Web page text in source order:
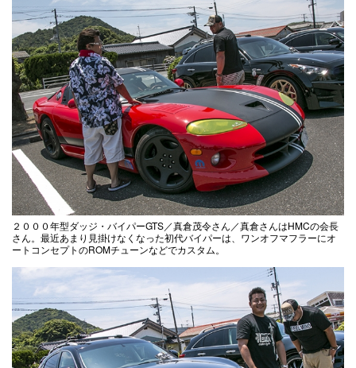
２０００年型ダッジ・バイパーGTS／真倉茂令さん／真倉さんはHMCの会長
さん。最近あまり見掛けなくなった初代バイパーは、ワンオフマフラーにオ
ートコンセプトのROMチューンなどでカスタム。